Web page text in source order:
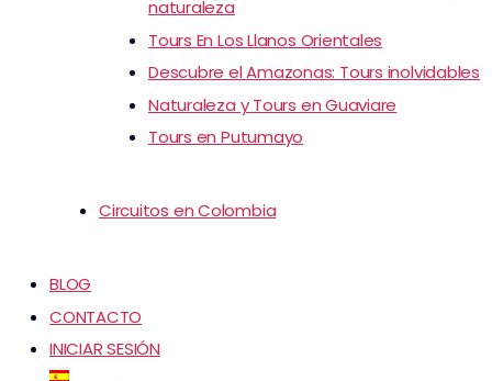
naturaleza
Tours En Los Llanos Orientales
Descubre el Amazonas: Tours inolvidables
Naturaleza y Tours en Guaviare
Tours en Putumayo
Circuitos en Colombia
BLOG
CONTACTO
INICIAR SESIÓN